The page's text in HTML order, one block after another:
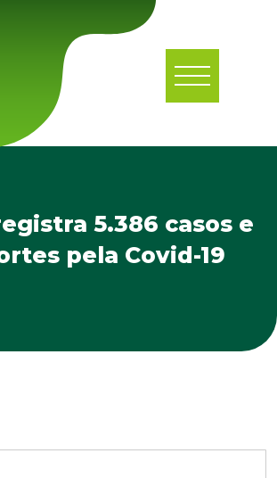
5.386 casos e
pela Covid-19